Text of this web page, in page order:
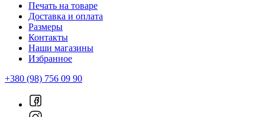
Печать на товаре
Доставка и оплата
Размеры
Контакты
Наши магазины
Избранное
+380 (98) 756 09 90